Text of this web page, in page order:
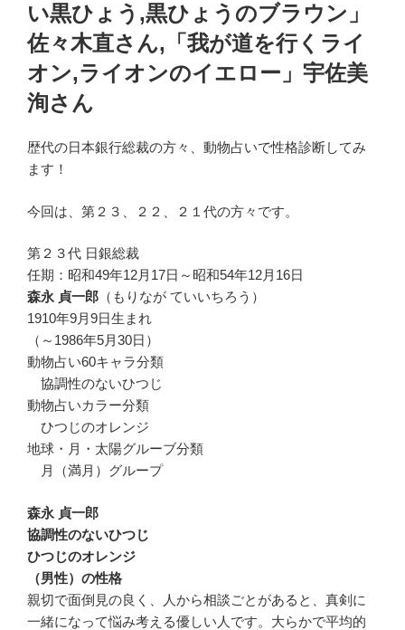
い黒ひょう,黒ひょうのブラウン」
佐々木直さん,「我が道を行くライ
オン,ライオンのイエロー」宇佐美
洵さん
歴代の日本銀行総裁の方々、動物占いで性格診断してみ
ます！
今回は、第２３、２２、２１代の方々です。
第２３代 日銀総裁
任期：昭和49年12月17日～昭和54年12月16日
森永 貞一郎 （もりなが ていいちろう）
1910年9月9日生まれ
（～1986年5月30日）
動物占い60キャラ分類
協調性のないひつじ
動物占いカラー分類
ひつじのオレンジ
地球・月・太陽グルーブ分類
月（満月）グループ
森永 貞一郎
協調性のないひつじ
ひつじのオレンジ
（男性）の性格
親切で面倒見の良く、人から相談ごとがあると、真剣に
一緒になって悩み考える優しい人です。大らかで平均的